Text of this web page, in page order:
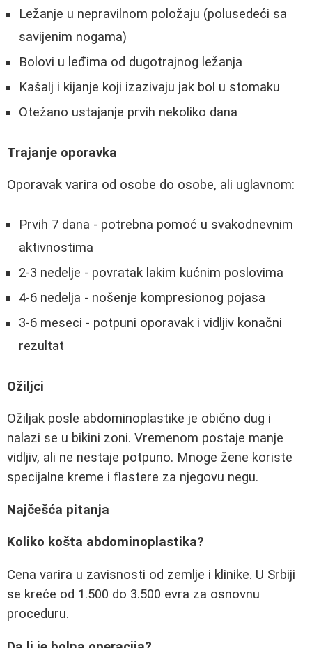
Ležanje u nepravilnom položaju (polusedeći sa
savijenim nogama)
Bolovi u leđima od dugotrajnog ležanja
Kašalj i kijanje koji izazivaju jak bol u stomaku
Otežano ustajanje prvih nekoliko dana
Trajanje oporavka
Oporavak varira od osobe do osobe, ali uglavnom:
Prvih 7 dana - potrebna pomoć u svakodnevnim
aktivnostima
2-3 nedelje - povratak lakim kućnim poslovima
4-6 nedelja - nošenje kompresionog pojasa
3-6 meseci - potpuni oporavak i vidljiv konačni
rezultat
Ožiljci
Ožiljak posle abdominoplastike je obično dug i
nalazi se u bikini zoni. Vremenom postaje manje
vidljiv, ali ne nestaje potpuno. Mnoge žene koriste
specijalne kreme i flastere za njegovu negu.
Najčešća pitanja
Koliko košta abdominoplastika?
Cena varira u zavisnosti od zemlje i klinike. U Srbiji
se kreće od 1.500 do 3.500 evra za osnovnu
proceduru.